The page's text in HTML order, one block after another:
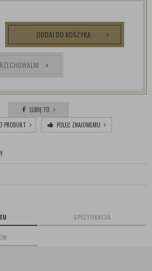
DODAJ DO KOSZYKA
LUBIĘ TO
PRODUKT
POLEĆ ZNAJOMEMU
SPECYFIKACJA